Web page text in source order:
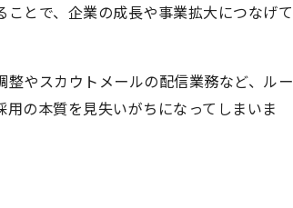
とで、企業の成長や事業拡大につなげて
やスカウトメールの配信業務など、ルー
の本質を見失いがちになってしまいま